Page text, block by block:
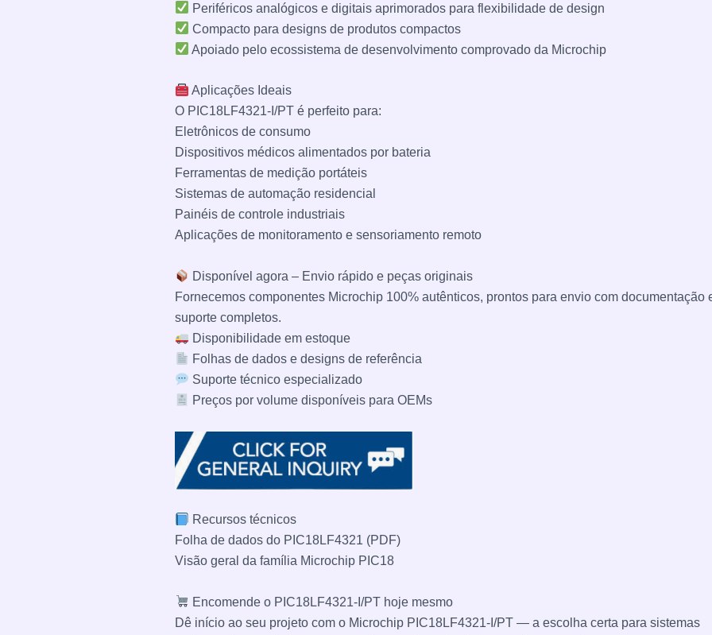
Periféricos analógicos e digitais aprimorados para flexibilidade de design
Compacto para designs de produtos compactos
Apoiado pelo ecossistema de desenvolvimento comprovado da Microchip
Aplicações Ideais
O PIC18LF4321-I/PT é perfeito para:
Eletrônicos de consumo
Dispositivos médicos alimentados por bateria
Ferramentas de medição portáteis
Sistemas de automação residencial
Painéis de controle industriais
Aplicações de monitoramento e sensoriamento remoto
Disponível agora – Envio rápido e peças originais
Fornecemos componentes Microchip 100% autênticos, prontos para envio com documentação
suporte completos.
Disponibilidade em estoque
Folhas de dados e designs de referência
Suporte técnico especializado
Preços por volume disponíveis para OEMs
Recursos técnicos
Folha de dados do PIC18LF4321 (PDF)
Visão geral da família Microchip PIC18
Encomende o PIC18LF4321-I/PT hoje mesmo
Dê início ao seu projeto com o Microchip PIC18LF4321-I/PT — a escolha certa para sistemas